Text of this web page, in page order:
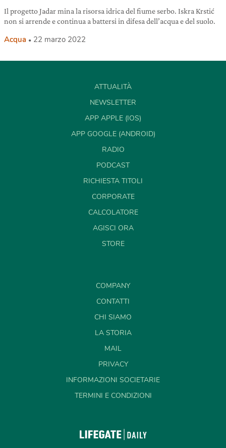
Il progetto Jadar mina la risorsa idrica del fiume serbo. Iskra Krstić
non si arrende e continua a battersi in difesa dell’acqua e del suolo.
Acqua 22 marzo 2022
ATTUALITÀ
NEWSLETTER
APP APPLE (IOS)
APP GOOGLE (ANDROID)
RADIO
PODCAST
RICHIESTA TITOLI
CORPORATE
CALCOLATORE
AGISCI ORA
STORE
COMPANY
CONTATTI
CHI SIAMO
LA STORIA
MAIL
PRIVACY
INFORMAZIONI SOCIETARIE
TERMINI E CONDIZIONI